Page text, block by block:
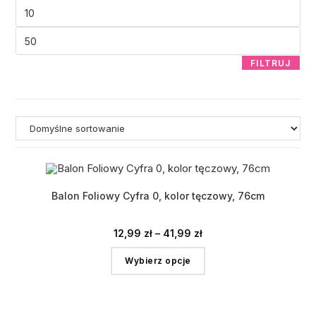
Balon Foliowy Cyfra 0, kolor tęczowy, 76cm
12,99 zł – 41,99 zł
Wybierz opcje
FILTRUJ